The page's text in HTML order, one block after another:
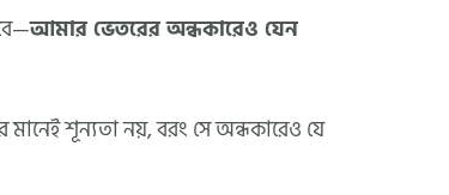
আমার ভেতরের অন্ধকারেও যেন
শূন্যতা নয়, বরং সে অন্ধকারেও যে